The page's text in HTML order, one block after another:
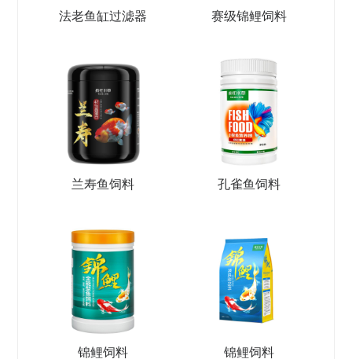
法老鱼缸过滤器 赛级锦鲤饲料
兰寿鱼饲料 孔雀鱼饲料
锦鲤饲料 锦鲤饲料